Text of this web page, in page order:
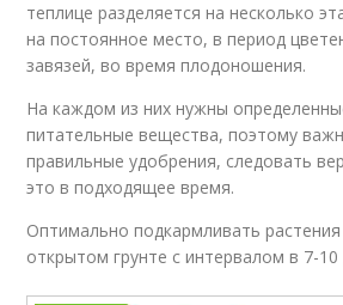
теплице разделяется на несколько
на постоянное место, в период
завязей, во время плодоношения.
На каждом из них нужны
питательные вещества, поэтому
правильные удобрения, следовать
это в подходящее время.
Оптимально подкармливать
открытом грунте с интервалом в 7-10